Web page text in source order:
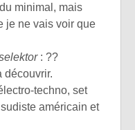
minimal, mais
je ne vais voir que
: ??
découvrir.
techno, set
américain et